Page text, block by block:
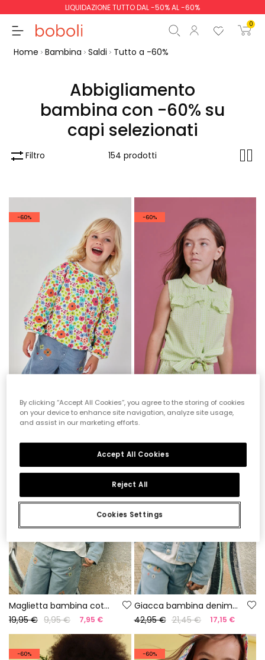
LIQUIDAZIONE TUTTO DAL -50% AL -60%
0
Totale parziale
Home Bambina Saldi Tutto a -60%
Abbigliamento
bambina con -60% su
capi selezionati
Filtro 154 prodotti
-60%
29,95 € 14,95 € 11,95 €
-60%
25,95 € 12,95 € 10,35 €
Maglietta bambina cotone manica lunga
19,95 € 9,95 € 7,95 €
Giacca bambina denim punto
42,95 € 21,45 € 17,15 €
-60% -60%
By clicking “Accept All Cookies”, you agree to the storing of cookies
on your device to enhance site navigation, analyze site usage,
and assist in our marketing efforts.
Cookies Settings
Reject All
Accept All Cookies